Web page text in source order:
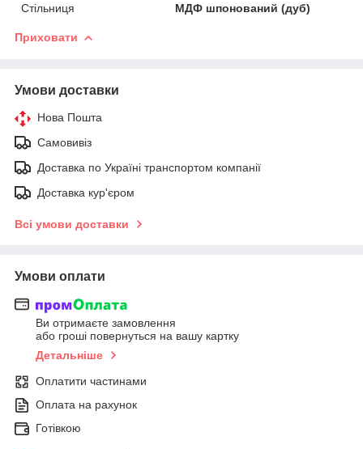
Стільниця
МДФ шпонований (дуб)
Приховати
Умови доставки
Нова Пошта
Самовивіз
Доставка по Україні транспортом компанії
Доставка кур'єром
Всі умови доставки
Умови оплати
Ви отримаєте замовлення
або гроші повернуться на вашу картку
Детальніше
Оплатити частинами
Оплата на рахунок
Готівкою